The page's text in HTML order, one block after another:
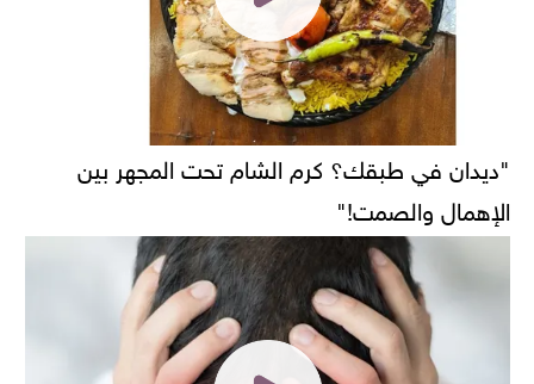
"ديدان في طبقك؟ كرم الشام تحت المجهر بين
الإهمال والصمت!"